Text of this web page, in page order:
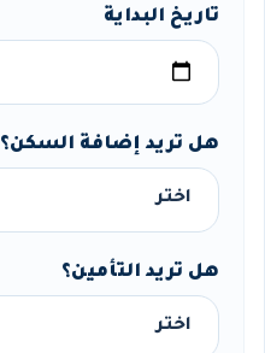
تاريخ البداية
هل تريد إضافة السكن؟
هل تريد التأمين؟